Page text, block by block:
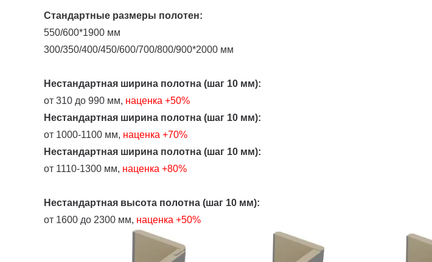
Стандартные размеры полотен:
550/600*1900 мм
300/350/400/450/600/700/800/900*2000 мм
Нестандартная ширина полотна (шаг 10 мм):
от 310 до 990 мм, наценка +50%
Нестандартная ширина полотна (шаг 10 мм):
от 1000-1100 мм, наценка +70%
Нестандартная ширина полотна (шаг 10 мм):
от 1110-1300 мм, наценка +80%
Нестандартная высота полотна (шаг 10 мм):
от 1600 до 2300 мм, наценка +50%